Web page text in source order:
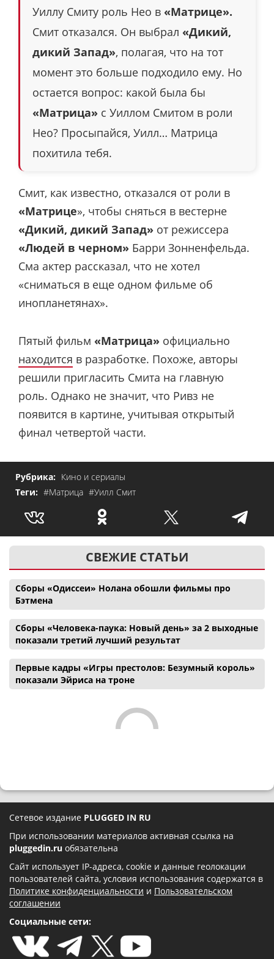
Уиллу Смиту роль Нео в «Матрице».
Смит отказался. Он выбрал «Дикий,
дикий Запад», полагая, что на тот
момент это больше подходило ему. Но
остается вопрос: какой была бы
«Матрица» с Уиллом Смитом в роли
Нео? Просыпайся, Уилл… Матрица
похитила тебя.
Смит, как известно, отказался от роли в
«Матрице», чтобы сняться в вестерне
«Дикий, дикий Запад» от режиссера
«Людей в черном» Барри Зонненфельда.
Сма актер рассказал, что не хотел
«сниматься в еще одном фильме об
инопланетянах».
Пятый фильм «Матрица» официально
находится в разработке. Похоже, авторы
решили пригласить Смита на главную
роль. Однако не значит, что Ривз не
появится в картине, учитывая открытый
финал четвертой части.
Рубрика: Кино и сериалы
Теги: #Матрица #Уилл Смит
СВЕЖИЕ СТАТЬИ
Сборы «Одиссеи» Нолана обошли фильмы про
Бэтмена
Сборы «Человека-паука: Новый день» за 2 выходные
показали третий лучший результат
Первые кадры «Игры престолов: Безумный король»
показали Эйриса на троне
Сетевое издание PLUGGED IN RU
При использовании материалов активная ссылка на
pluggedin.ru обязательна
Сайт использует IP-адреса, cookie и данные геолокации
пользователей сайта, условия использования содержатся в
Политике конфиденциальности и Пользовательском
соглашении
Социальные сети: